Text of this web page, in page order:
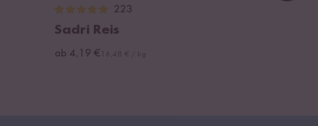
223
Sadri Reis
ab 4,19 €